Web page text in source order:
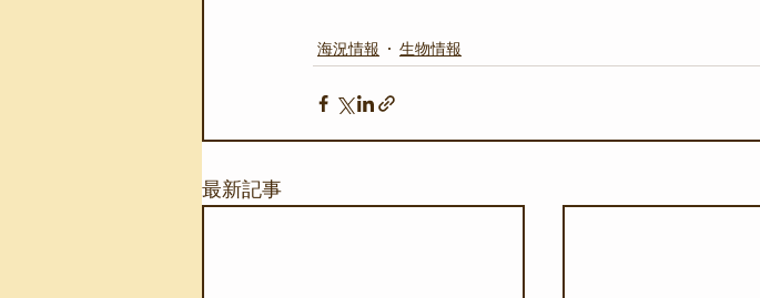
海況情報 生物情報
最新記事